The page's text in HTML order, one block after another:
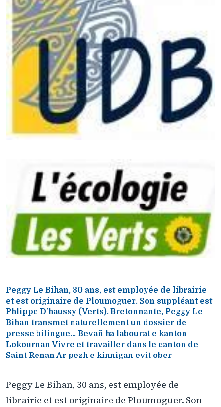
Peggy Le Bihan, 30 ans, est employée de librairie
et est originaire de Ploumoguer. Son suppléant est
Phlippe D'haussy (Verts). Bretonnante, Peggy Le
Bihan transmet naturellement un dossier de
presse bilingue... Bevañ ha labourat e kanton
Lokournan Vivre et travailler dans le canton de
Saint Renan Ar pezh e kinnigan evit ober
Peggy Le Bihan, 30 ans, est employée de
librairie et est originaire de Ploumoguer. Son